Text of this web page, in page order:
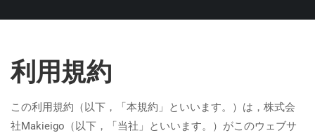
利用規約
この利用規約（以下，「本規約」といいます。）は，株式会
社Makieigo（以下，「当社」といいます。）がこのウェブサ